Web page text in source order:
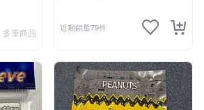
多筆商品 近期銷量79件